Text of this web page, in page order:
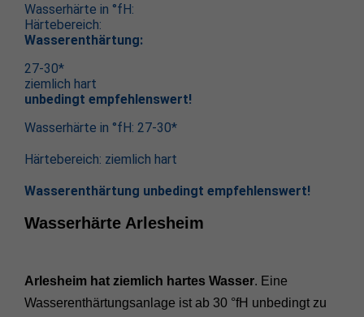
Wasserhärte in °fH:
Härtebereich:
Wasserenthärtung:
27-30*
ziemlich hart
unbedingt empfehlenswert!
Wasserhärte in °fH: 27-30*
Härtebereich: ziemlich hart
Wasserenthärtung unbedingt empfehlenswert!
Wasserhärte Arlesheim
Arlesheim hat ziemlich hartes Wasser. Eine
Wasserenthärtungsanlage ist ab 30 °fH unbedingt zu